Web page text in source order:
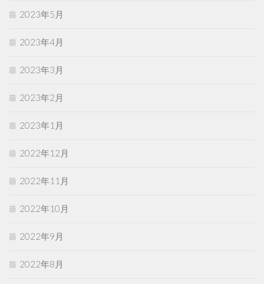
2023年5月
2023年4月
2023年3月
2023年2月
2023年1月
2022年12月
2022年11月
2022年10月
2022年9月
2022年8月